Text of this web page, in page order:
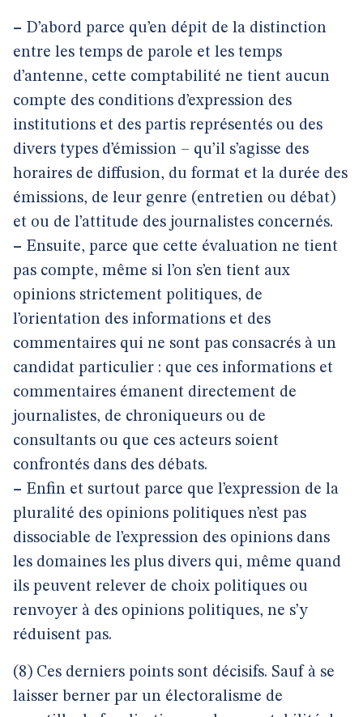
– D’abord parce qu’en dépit de la distinction
entre les temps de parole et les temps
d’antenne, cette comptabilité ne tient aucun
compte des conditions d’expression des
institutions et des partis représentés ou des
divers types d’émission – qu’il s’agisse des
horaires de diffusion, du format et la durée des
émissions, de leur genre (entretien ou débat)
et ou de l’attitude des journalistes concernés.
– Ensuite, parce que cette évaluation ne tient
pas compte, même si l’on s’en tient aux
opinions strictement politiques, de
l’orientation des informations et des
commentaires qui ne sont pas consacrés à un
candidat particulier : que ces informations et
commentaires émanent directement de
journalistes, de chroniqueurs ou de
consultants ou que ces acteurs soient
confrontés dans des débats.
– Enfin et surtout parce que l’expression de la
pluralité des opinions politiques n’est pas
dissociable de l’expression des opinions dans
les domaines les plus divers qui, même quand
ils peuvent relever de choix politiques ou
renvoyer à des opinions politiques, ne s’y
réduisent pas.
(8) Ces derniers points sont décisifs. Sauf à se
laisser berner par un électoralisme de